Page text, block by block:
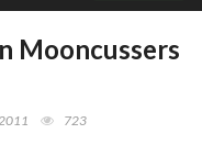
Mooncussers
723